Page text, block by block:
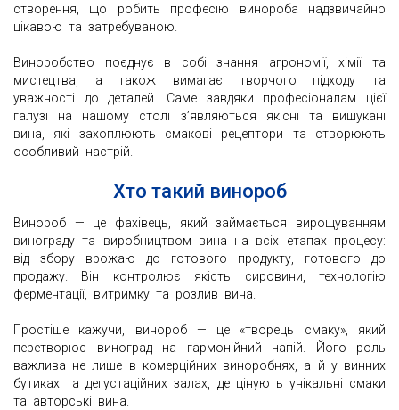
створення, що робить професію винороба надзвичайно
цікавою та затребуваною.
Виноробство поєднує в собі знання агрономії, хімії та
мистецтва, а також вимагає творчого підходу та
уважності до деталей. Саме завдяки професіоналам цієї
галузі на нашому столі з’являються якісні та вишукані
вина, які захоплюють смакові рецептори та створюють
особливий настрій.
Хто такий винороб
Винороб — це фахівець, який займається вирощуванням
винограду та виробництвом вина на всіх етапах процесу:
від збору врожаю до готового продукту, готового до
продажу. Він контролює якість сировини, технологію
ферментації, витримку та розлив вина.
Простіше кажучи, винороб — це «творець смаку», який
перетворює виноград на гармонійний напій. Його роль
важлива не лише в комерційних виноробнях, а й у винних
бутиках та дегустаційних залах, де цінують унікальні смаки
та авторські вина.